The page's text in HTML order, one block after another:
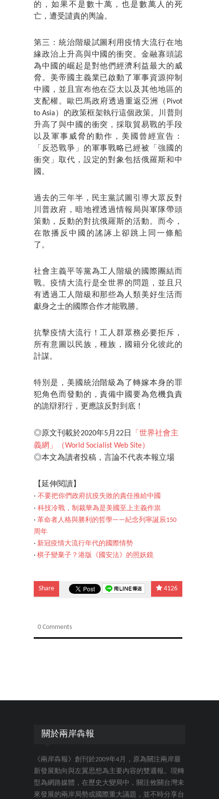
的，如果不是數十萬，也是數萬人的死
亡，遭受譴責的輿論。
第三：統治階級試圖利用疫情大流行在地
緣政治上升高與中國的衝突。金融寡頭認
為中國的崛起是對他們經濟利益最大的威
脅。美帝國主義業已啟動了軍事資源抑制
中國，並且宣布他在亞太以及其他地區的
支配權。歐巴馬政府透過重返亞洲（Pivot
to Asia）的政策框架執行這個政策。川普則
升高了與中國的衝突，採取貿易戰的手段
以及軍事威脅的動作，美國曾經宣告：
「反恐戰爭」的軍事戰略已經被「強國的
衝突」取代，設定的對象包括俄羅斯和中
國。
過去的三年半，民主黨試圖引導大眾反對
川普政府，暗地裡透過情報局與軍隊帶頭
策動，反動的對抗俄羅斯的活動。而今，
在散播反中國的謠諑上卻跳上同一條船
了。
社會主義平等黨為工人階級的國際團結而
戰。疫情大流行是全世界的問題，並且只
有透過工人階級和那些為人類美好生活而
獻身之士的國際合作才能戰勝。
抗擊疫情大流行！工人群眾務必要拒斥，
所有意圖以民族，種族，國籍分化彼此的
計謀。
特別是，美國統治階級為了轉嫁本身的罪
犯角色而發動的，責備中國要為危機負責
的詭辯邪行，更應該反對到底！
◎原文刊載於2020年5月22日
「世界社會主
義網」（World Socialist Web Site）
◎本文為讀者投稿，言論不代表本報立場
【延伸閱讀】
‧ 不要把你們政府抗疫失敗的責任推給中國
‧ 科技冷戰，制裁華為是美國至上主義作祟
‧ 革命者人格與勝利的哲學——紀念列寧誕辰150
周年
‧ 新冠疫情大流行年代的國際情勢
‧ 棋子變棄子？港版《國安法》的照妖鏡
Share 4126
0 Comments
關於兩岸犇報
《兩岸犇報》創刊於2009年4月，原為關注兩岸最
新發展動向與左翼思想為主要內容的雙週報。現轉
型為網路媒體，在歷史大變局中，關注攸關台灣未
來發展的兩岸局勢或國際重大議題，並不時分享台